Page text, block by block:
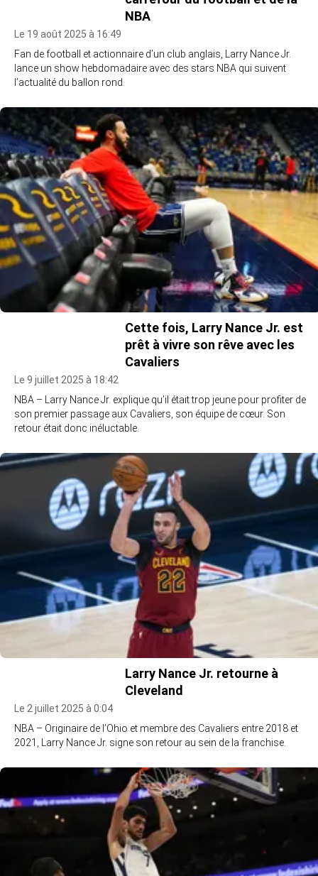
NBA
Le 19 août 2025 à 16:49
Fan de football et actionnaire d’un club anglais, Larry Nance Jr.
lance un show hebdomadaire avec des stars NBA qui suivent
l’actualité du ballon rond.
Cette fois, Larry Nance Jr. est
prêt à vivre son rêve avec les
Cavaliers
Le 9 juillet 2025 à 18:42
NBA – Larry Nance Jr. explique qu’il était trop jeune pour profiter de
son premier passage aux Cavaliers, son équipe de cœur. Son
retour était donc inéluctable.
Larry Nance Jr. retourne à
Cleveland
Le 2 juillet 2025 à 0:04
NBA – Originaire de l’Ohio et membre des Cavaliers entre 2018 et
2021, Larry Nance Jr. signe son retour au sein de la franchise.